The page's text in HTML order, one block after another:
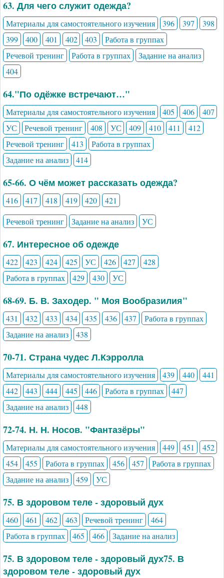
63. Для чего служит одежда?
Материалы для самостоятельного изучения 396 397
398
399
400 401 402 403
Работа в группах
Речевой тренинг
Работа в группах
Задание на анализ
404
64."По одёжке встречают…"
Материалы для самостоятельного изучения 405 406
407
УС
Речевой тренинг 408 УС 409 410 411
412
Речевой тренинг
413
Работа в группах
Задание на анализ
414
65-66. О чём может рассказать одежда?
416 417 418 419 420
421
Речевой тренинг
Задание на анализ УС
67. Интересное об одежде
422 423 424 425 УС 426 427
428
Работа в группах
429 430 УС
68-69. Б. В. Заходер. " Моя Вообразилия"
431 432 433 434 435 436 437
Работа в группах
Задание на анализ
438
70-71. Страна чудес Л.Кэрролла
Материалы для самостоятельного изучения 439 440
441
442
443 444 445 446 Работа в группах
447
Задание на анализ
448
72-74. Н. Н. Носов. "Фантазёры"
Материалы для самостоятельного изучения 449 451
452
454
455 Работа в группах 456 457
Работа в группах
Задание на анализ
459 УС
75. В здоровом теле - здоровый дух
460 461 462 463 Речевой тренинг
464
Работа в группах
465 466 Задание на анализ
75. В здоровом теле - здоровый дух75. В
здоровом теле - здоровый дух